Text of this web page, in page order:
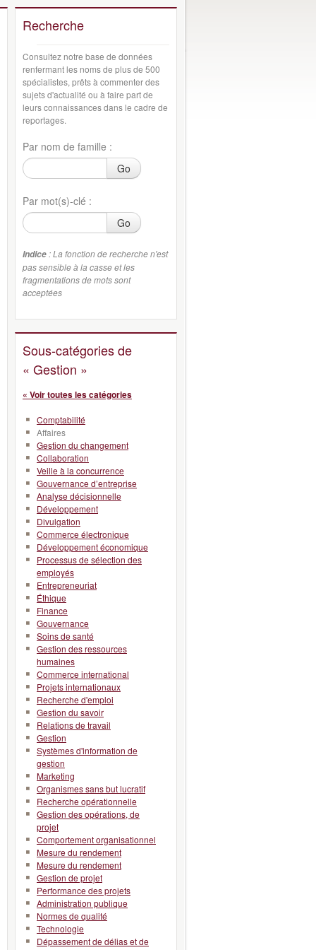
Recherche
Consultez notre base de données
renfermant les noms de plus de 500
spécialistes, prêts à commenter des
sujets d'actualité ou à faire part de
leurs connaissances dans le cadre de
reportages.
Par nom de famille :
Go
Par mot(s)-clé :
Go
Indice : La fonction de recherche n'est
pas sensible à la casse et les
fragmentations de mots sont
acceptées
Sous-catégories de
« Gestion »
« Voir toutes les catégories
Comptabilité
Affaires
Gestion du changement
Collaboration
Veille à la concurrence
Gouvernance d’entreprise
Analyse décisionnelle
Développement
Divulgation
Commerce électronique
Développement économique
Processus de sélection des
employés
Entrepreneuriat
Éthique
Finance
Gouvernance
Soins de santé
Gestion des ressources
humaines
Commerce international
Projets internationaux
Recherche d'emploi
Gestion du savoir
Relations de travail
Gestion
Systèmes d'information de
gestion
Marketing
Organismes sans but lucratif
Recherche opérationnelle
Gestion des opérations, de
projet
Comportement organisationnel
Mesure du rendement
Mesure du rendement
Gestion de projet
Performance des projets
Administration publique
Normes de qualité
Technologie
Dépassement de délias et de